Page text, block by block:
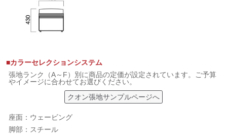
■カラーセレクションシステム
張地ランク（A～F）別に商品の定価が設定されています。ご予算
やイメージに合わせてお選びください。
クオン張地サンプルページへ
座面：ウェービング
脚部：スチール